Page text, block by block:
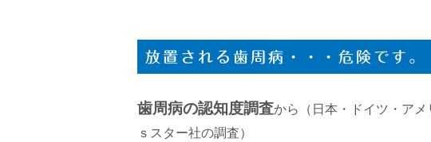
放置される歯周病・・・危険です。
歯周病の認知度調査から（日本・ドイツ・ア
ｓスター社の調査）